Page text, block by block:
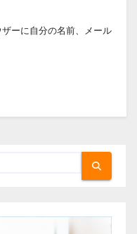
ーに自分の名前、メール